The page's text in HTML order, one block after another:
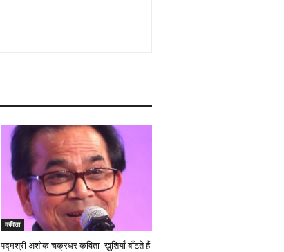
कविता
पद्मश्री अशोक चक्रधर कविता- ख़ुशियाँ बाँटते हैं